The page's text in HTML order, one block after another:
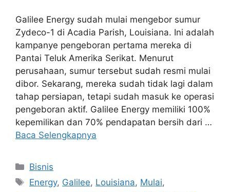
Galilee Energy sudah mulai mengebor sumur
Zydeco-1 di Acadia Parish, Louisiana. Ini adalah
kampanye pengeboran pertama mereka di
Pantai Teluk Amerika Serikat. Menurut
perusahaan, sumur tersebut sudah resmi mulai
dibor. Sekarang, mereka sudah tidak lagi dalam
tahap persiapan, tetapi sudah masuk ke operasi
pengeboran aktif. Galilee Energy memiliki 100%
kepemilikan dan 70% pendapatan bersih dari …
Baca Selengkapnya
Kategori
Bisnis
Tag
Energy, Galilee, Louisiana, Mulai,